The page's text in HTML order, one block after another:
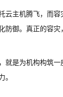
主机腾飞，而
防御。真正的容
就是为机构构筑